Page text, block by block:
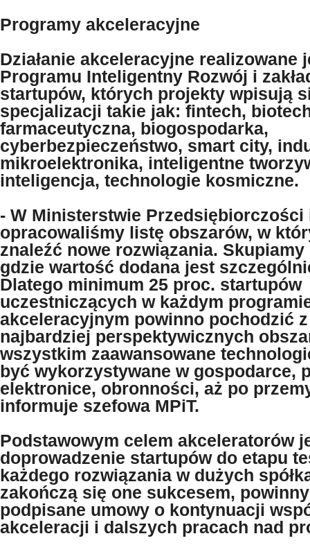
Programy akceleracyjne
Działanie akceleracyjne realizowane
Programu Inteligentny Rozwój i
startupów, których projekty wpisują
specjalizacji takie jak: fintech,
farmaceutyczna, biogospodarka,
cyberbezpieczeństwo, smart city,
mikroelektronika, inteligentne
inteligencja, technologie kosmiczne.
- W Ministerstwie Przedsiębiorczości
opracowaliśmy listę obszarów, w
znaleźć nowe rozwiązania. Skupiamy
gdzie wartość dodana jest
Dlatego minimum 25 proc. startupów
uczestniczących w każdym
akceleracyjnym powinno pochodzić
najbardziej perspektywicznych
wszystkim zaawansowane
być wykorzystywane w gospodarce,
elektronice, obronności, aż po
informuje szefowa MPiT.
Podstawowym celem akceleratorów
doprowadzenie startupów do etapu
każdego rozwiązania w dużych
zakończą się one sukcesem,
podpisane umowy o kontynuacji
akceleracji i dalszych pracach nad